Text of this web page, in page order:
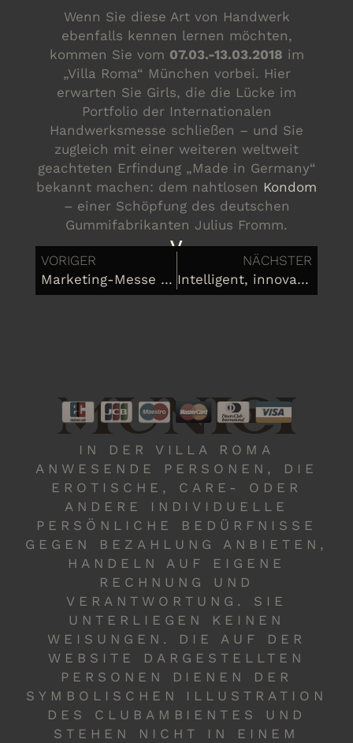
Wenn Sie diese Art von Handwerk
ebenfalls kennen lernen möchten,
kommen Sie vom 07.03.-13.03.2018 im
„Villa Roma“ München vorbei. Hier
erwarten Sie Girls, die die Lücke im
Portfolio der Internationalen
Handwerksmesse schließen – und Sie
zugleich mit einer weiteren weltweit
geachteten Erfindung „Made in Germany“
bekannt machen: dem nahtlosen Kondom
– einer Schöpfung des deutschen
Gummifabrikanten Julius Fromm.
y
VORIGER
Marketing-Messe – Super Marketing machen
NÄCHSTER
Intelligent, innovativ, informativ: die Elektronikmesse
MUNICH
IN DER VILLA ROMA
ANWESENDE PERSONEN, DIE
EROTISCHE, CARE- ODER
ANDERE INDIVIDUELLE
PERSÖNLICHE BEDÜRFNISSE
GEGEN BEZAHLUNG ANBIETEN,
HANDELN AUF EIGENE
RECHNUNG UND
VERANTWORTUNG. SIE
UNTERLIEGEN KEINEN
WEISUNGEN. DIE AUF DER
WEBSITE DARGESTELLTEN
PERSONEN DIENEN DER
SYMBOLISCHEN ILLUSTRATION
DES CLUBAMBIENTES UND
STEHEN NICHT IN EINEM